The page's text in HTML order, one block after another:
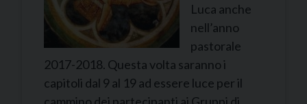
Luca anche
nell’anno
pastorale
2017-2018. Questa volta saranno i
capitoli dal 9 al 19 ad essere luce per il
cammino dei partecipanti ai Gruppi di